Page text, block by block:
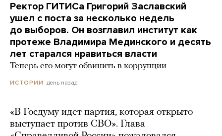
Ректор ГИТИСа Григорий Заславский
ушел с поста за несколько недель
до выборов. Он возглавил институт как
протеже Владимира Мединского и десять
лет старался нравиться власти
Теперь его могут обвинить в коррупции
ИСТОРИИ день назад
«В Госдуму идет партия, которая открыто
выступает против СВО». Глава